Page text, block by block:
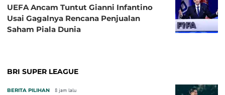
UEFA Ancam Tuntut Gianni Infantino
Usai Gagalnya Rencana Penjualan
Saham Piala Dunia
BRI SUPER LEAGUE
BERITA PILIHAN 8 jam lalu